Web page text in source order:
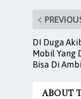
o
o
k
DI Duga
Mobil Yang
Bisa Di
ABOUT